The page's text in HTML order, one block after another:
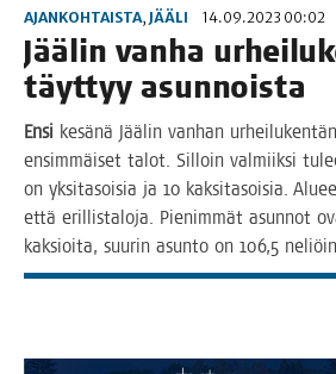
AJANKOHTAISTA, JÄÄLI 14.09.2023 00:02
Jää­lin van­ha
täyt­tyy asunnoista
Ensi kesä­nä Jää­lin van­han
ensim­mäi­set talot. Sil­loin val­miik­si
on yksi­ta­soi­sia ja 10 kak­si­ta­soi­sia.
että eril­lis­ta­lo­ja. Pie­nim­mät asun­not
kak­sioi­ta, suu­rin asun­to on 106,5